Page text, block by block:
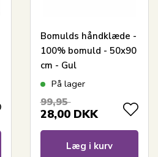
Bomulds håndklæde -
100% bomuld - 50x90
cm - Gul
På lager
99,95
28,00 DKK
Læg i kurv